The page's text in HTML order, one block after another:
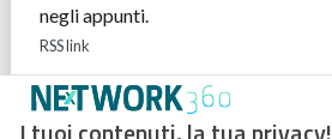
negli appunti.
RSS link